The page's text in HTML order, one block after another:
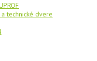
technické dvere